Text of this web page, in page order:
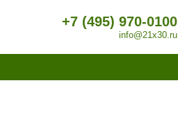
+7 (495) 970-0100
info@21x30.ru